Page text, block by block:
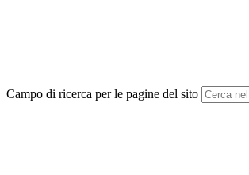
Campo di ricerca per le pagine del sito